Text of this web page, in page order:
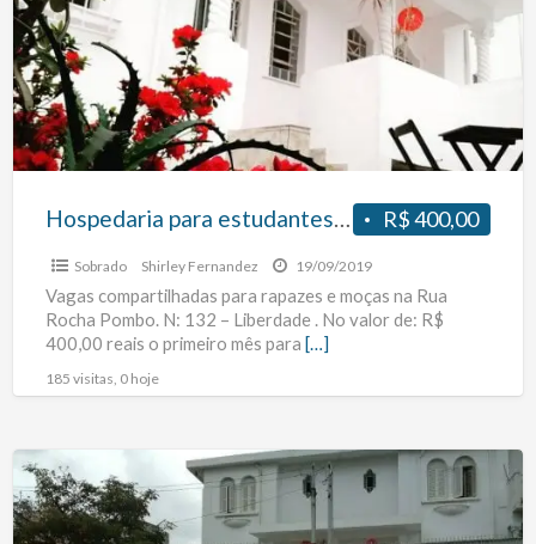
e
profissionais
no
metro
São
Joaquim
R$ 400,00
Hospedaria para estudantes e profissionais no metro São Joaquim
Sobrado Shirley Fernandez 19/09/2019
Vagas compartilhadas para rapazes e moças na Rua
Rocha Pombo. N: 132 – Liberdade . No valor de: R$
400,00 reais o primeiro mês para […]
185 visitas, 0 hoje
Hospedaria
para
estudantes